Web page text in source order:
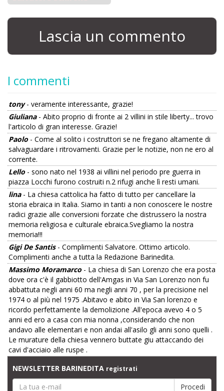
Lascia un commento
I commenti
tony- veramente interessante, grazie!
Giuliana- Abito proprio di fronte ai 2 villini in stile liberty... trovo
l'articolo di gran interesse. Grazie!
Paolo- Come al solito i costruttori se ne fregano altamente di
salvaguardare i ritrovamenti. Grazie per le notizie, non ne ero al
corrente.
Lello- sono nato nel 1938 ai villini nel periodo pre guerra in
piazza Locchi furono costruiti n.2 rifugi anche lì resti umani.
lina- La chiesa cattolica ha fatto di tutto per cancellare la
storia ebraica in Italia. Siamo in tanti a non conoscere le nostre
radici grazie alle conversioni forzate che distrussero la nostra
memoria religiosa e culturale ebraica.Svegliamo la nostra
memoria!!!
Gigi De Santis- Complimenti Salvatore. Ottimo articolo.
Complimenti anche a tutta la Redazione Barinedita.
Massimo Moramarco- La chiesa di San Lorenzo che era posta
dove ora c'è il gabbiotto dell'Amgas in Via San Lorenzo non fu
abbattuta negli anni 60 ma negli anni 70 , per la precisione nel
1974 o al più nel 1975 .Abitavo e abito in Via San lorenzo e
ricordo perfettamente la demolizione .All'epoca avevo 4 o 5
anni ed ero a casa con mia nonna ,considerando che non
andavo alle elementari e non andai all'asilo gli anni sono quelli .
Le murature della chiesa vennero buttate giu attaccando dei
cavi d'acciaio alle ruspe .
NEWSLETTER BARINEDITA registrati